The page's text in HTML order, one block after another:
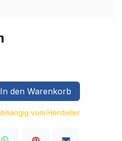
In den Warenkorb
vom Hersteller